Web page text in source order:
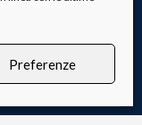
Preferenze